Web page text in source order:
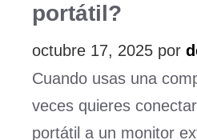
portátil?
octubre 17, 2025 por
Cuando usas una
veces quieres
portátil a un monitor